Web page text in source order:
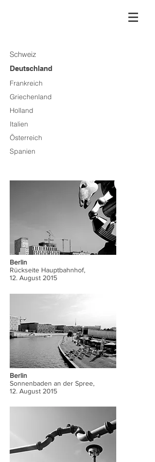
Schweiz
Deutschland
Frankreich
Griechenland
Holland
Italien
Österreich
Spanien
Berlin
Rückseite Hauptbahnhof,
12. August 2015
Berlin
Sonnenbaden an der Spree,
12. August 2015